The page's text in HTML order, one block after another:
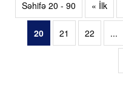
Səhifə 20 - 90 « İlk
20 21 22 ...